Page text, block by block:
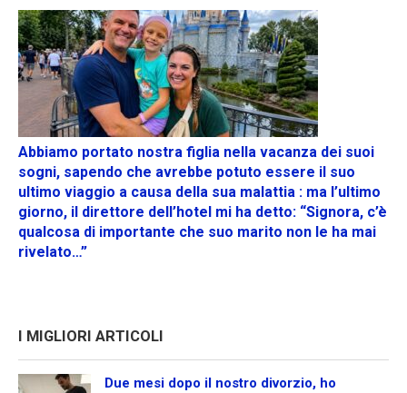
Abbiamo portato nostra figlia nella vacanza dei suoi
sogni, sapendo che avrebbe potuto essere il suo
ultimo viaggio a causa della sua malattia : ma l’ultimo
giorno, il direttore dell’hotel mi ha detto: “Signora, c’è
qualcosa di importante che suo marito non le ha mai
rivelato…”
I MIGLIORI ARTICOLI
Due mesi dopo il nostro divorzio, ho